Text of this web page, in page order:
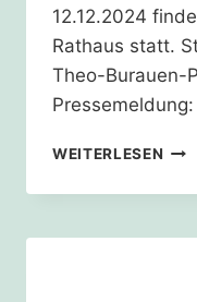
12.12.2024
Rathaus statt.
Theo-Burauen-
WEITERLESEN OST-